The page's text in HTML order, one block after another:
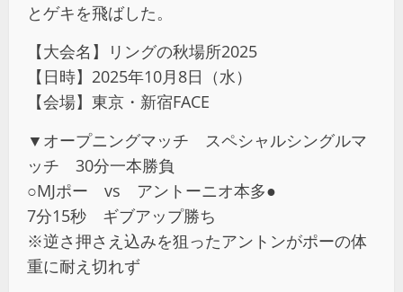
とゲキを飛ばした。
【大会名】リングの秋場所2025
【日時】2025年10月8日（水）
【会場】東京・新宿FACE
▼オープニングマッチ スペシャルシングルマ
ッチ 30分一本勝負
○MJポー vs アントーニオ本多●
7分15秒 ギブアップ勝ち
※逆さ押さえ込みを狙ったアントンがポーの体
重に耐え切れず